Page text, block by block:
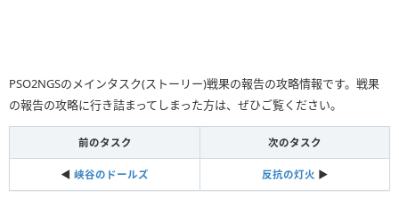
PSO2NGSのメインタスク(ストーリー)戦果の報告の攻略情報です。戦果
の報告の攻略に行き詰まってしまった方は、ぜひご覧ください。
前のタスク 次のタスク
◀︎ 峡谷のドールズ 反抗の灯火 ▶︎